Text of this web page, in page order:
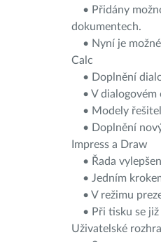
• Přidány
dokumentech.
• Nyní je možné
Calc
• Doplnění
• V dialogovém
• Modely
• Doplnění
Impress a Draw
• Řada
• Jedním
• V režimu
• Při tisku se již
Uživatelské